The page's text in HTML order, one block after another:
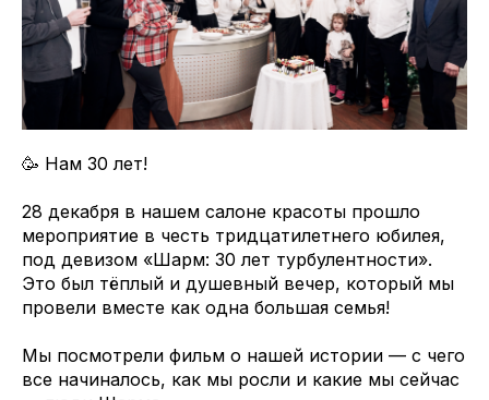
🥳 Нам 30 лет!
28 декабря в нашем салоне красоты прошло
мероприятие в честь тридцатилетнего юбилея,
под девизом «Шарм: 30 лет турбулентности».
Это был тёплый и душевный вечер, который мы
провели вместе как одна большая семья!
Мы посмотрели фильм о нашей истории — с чего
все начиналось, как мы росли и какие мы сейчас